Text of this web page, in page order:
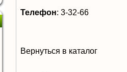
Телефон: 3-32-66
Вернуться в каталог